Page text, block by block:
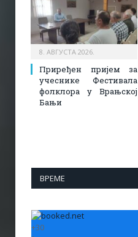
8. АВГУСТА 2026.
Приређен пријем за
учеснике Фестивала
фолклора у Врањској
Бањи
ВРЕМЕ
+30